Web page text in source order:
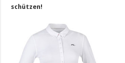
schützen!